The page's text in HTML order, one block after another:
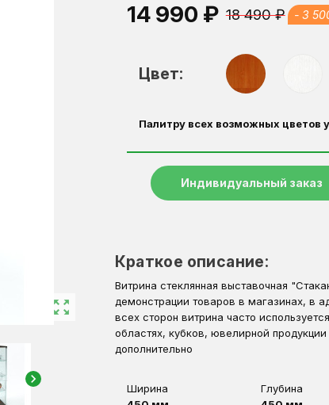
zoom_out_map
chevron_right
14 990 ₽ 18 490 ₽ - 3
Цвет:
Палитру всех возможных цветов
Индивидуальный заказ
Краткое описание:
Витрина стеклянная выставочная
демонстрации товаров в магазинах, в
всех сторон витрина часто
областях, кубков, ювелирной
дополнительно
Ширина
Глубина